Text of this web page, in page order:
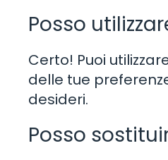
Posso
Certo! Puoi
delle tue
desideri.
Posso